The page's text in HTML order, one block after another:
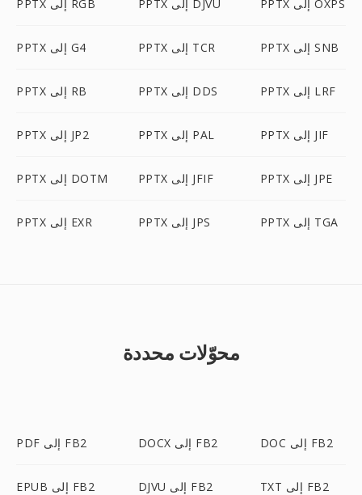
PPTX إلى RGB PPTX إلى DJVU PPTX إلى OXPS
PPTX إلى G4 PPTX إلى TCR PPTX إلى SNB
PPTX إلى RB PPTX إلى DDS PPTX إلى LRF
PPTX إلى JP2 PPTX إلى PAL PPTX إلى JIF
PPTX إلى DOTM PPTX إلى JFIF PPTX إلى JPE
PPTX إلى EXR PPTX إلى JPS PPTX إلى TGA
محوّلات محددة
PDF إلى FB2 DOCX إلى FB2 DOC إلى FB2
EPUB إلى FB2 DJVU إلى FB2 TXT إلى FB2